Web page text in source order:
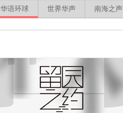
华语环球 世界华声 南海之声